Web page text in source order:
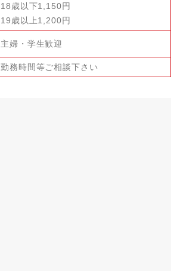
18歳以下1,150円
19歳以上1,200円
主婦・学生歓迎
勤務時間等ご相談下さい